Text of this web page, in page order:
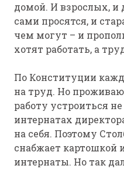
домой. И взрослых,
сами просятся, и
чем могут – и
хотят работать, а
По Конституции
на труд. Но
работу устроиться
интернатах
на себя. Поэтому
снабжает картошкой
интернаты. Но так